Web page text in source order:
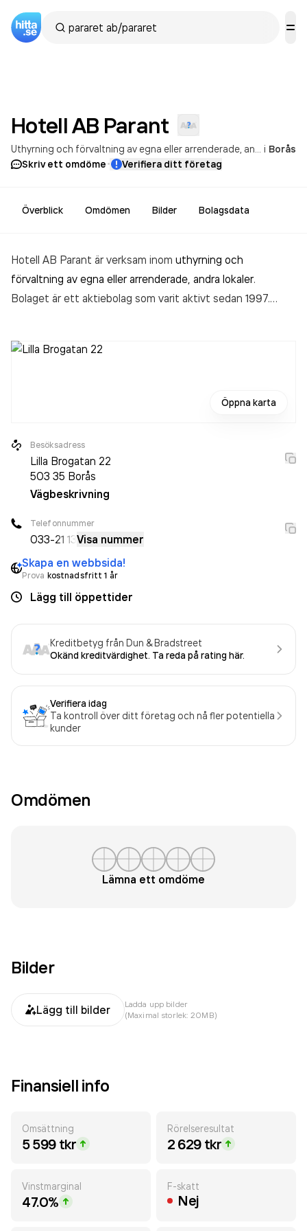
Hotell AB Parant
i Borås
Skriv ett omdöme· Verifiera ditt företag
Överblick Omdömen Bilder Bolagsdata
Hotell AB Parant är verksam inom uthyrning och
förvaltning av egna eller arrenderade, andra lokaler.
Bolaget är ett aktiebolag som varit aktivt sedan 1997.
Öppna karta
Besöksadress
Lilla Brogatan 22
503 35 Borås
Vägbeskrivning
Telefonnummer
033-21 13Visa nummer
Skapa en webbsida!
Prova kostnadsfritt 1 år
Lägg till öppettider
Kreditbetyg från Dun & Bradstreet
Okänd kreditvärdighet. Ta reda på rating här.
Verifiera idag
Ta kontroll över ditt företag och nå fler potentiella
kunder
Omdömen
Lämna ett omdöme
Bilder
Lägg till bilder
Ladda upp bilder
(Maximal storlek: 20MB)
Finansiell info
Omsättning
5 599 tkr
Rörelseresultat
2 629 tkr
Vinstmarginal
47.0%
F-skatt
Nej